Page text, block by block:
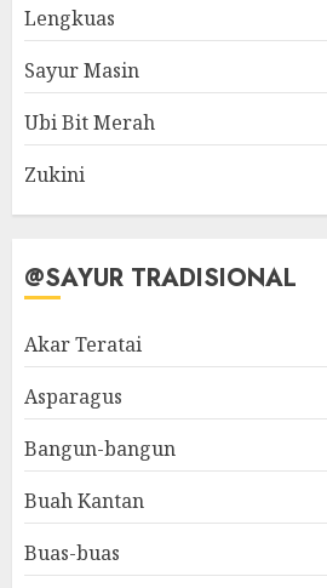
Lengkuas
Sayur Masin
Ubi Bit Merah
Zukini
@SAYUR TRADISIONAL
Akar Teratai
Asparagus
Bangun-bangun
Buah Kantan
Buas-buas